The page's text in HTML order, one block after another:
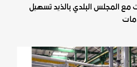
مع المجلس البلدي بالذيد تسهيل